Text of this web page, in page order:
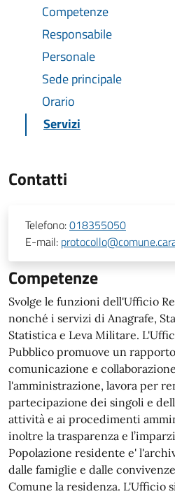
Competenze
Responsabile
Personale
Sede principale
Orario
Servizi
Contatti
Telefono:018355050
E-mail:
Competenze
Svolge le funzioni dell'Ufficio
nonché i servizi di Anagrafe,
Statistica e Leva Militare.
Pubblico promuove un
comunicazione e
l'amministrazione, lavora per
partecipazione dei singoli e
attività e ai procedimenti
inoltre la trasparenza e
Popolazione residente e'
dalle famiglie e dalle
Comune la residenza. L'Ufficio